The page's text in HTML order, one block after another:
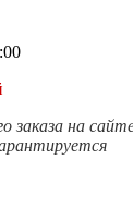
заказа на